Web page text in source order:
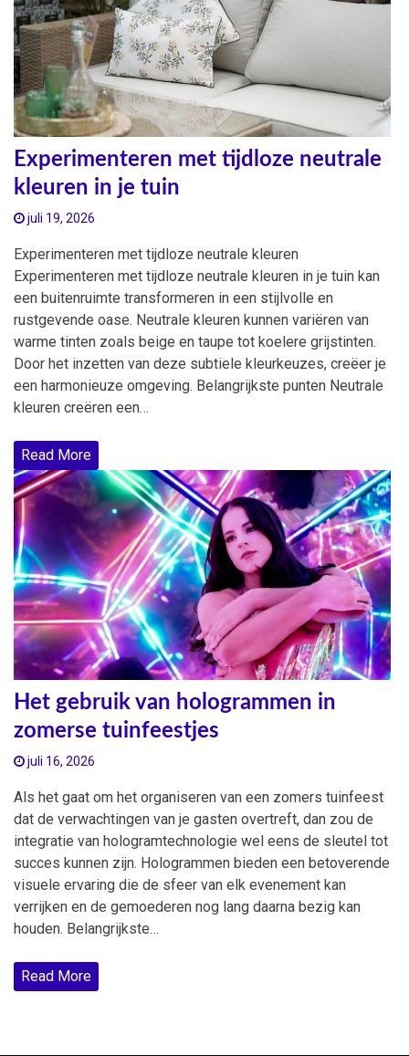
Experimenteren met tijdloze neutrale
kleuren in je tuin
juli 19, 2026
Experimenteren met tijdloze neutrale kleuren
Experimenteren met tijdloze neutrale kleuren in je tuin kan
een buitenruimte transformeren in een stijlvolle en
rustgevende oase. Neutrale kleuren kunnen variëren van
warme tinten zoals beige en taupe tot koelere grijstinten.
Door het inzetten van deze subtiele kleurkeuzes, creëer je
een harmonieuze omgeving. Belangrijkste punten Neutrale
kleuren creëren een…
Read More
Het gebruik van hologrammen in
zomerse tuinfeestjes
juli 16, 2026
Als het gaat om het organiseren van een zomers tuinfeest
dat de verwachtingen van je gasten overtreft, dan zou de
integratie van hologramtechnologie wel eens de sleutel tot
succes kunnen zijn. Hologrammen bieden een betoverende
visuele ervaring die de sfeer van elk evenement kan
verrijken en de gemoederen nog lang daarna bezig kan
houden. Belangrijkste…
Read More